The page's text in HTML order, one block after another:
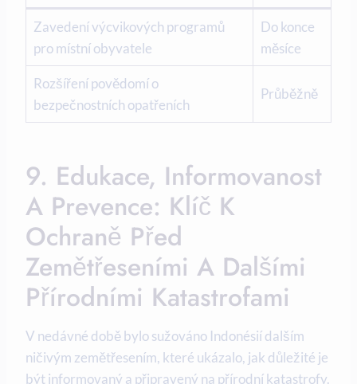
Zavedení výcvikových programů
pro místní obyvatele
Do konce
měsíce
Rozšíření povědomí o
bezpečnostních opatřeních
Průběžně
9. Edukace, Informovanost
A Prevence: Klíč K
Ochraně Před
Zemětřeseními A Dalšími
Přírodními Katastrofami
V nedávné době bylo sužováno Indonésií dalším
ničivým zemětřesením, které ukázalo, jak důležité je
být informovaný a připravený na přírodní katastrofy.